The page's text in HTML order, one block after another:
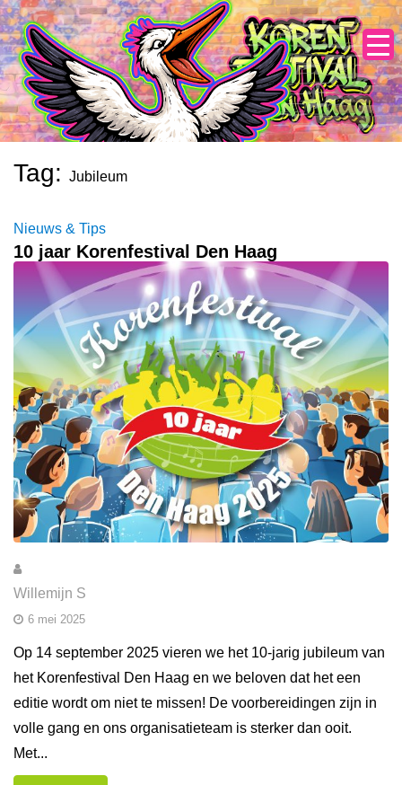
Skip
to
content
Tag: Jubileum
Nieuws & Tips
10 jaar Korenfestival Den Haag
Willemijn S
6 mei 2025
Op 14 september 2025 vieren we het 10-jarig jubileum van
het Korenfestival Den Haag en we beloven dat het een
editie wordt om niet te missen! De voorbereidingen zijn in
volle gang en ons organisatieteam is sterker dan ooit.
Met...